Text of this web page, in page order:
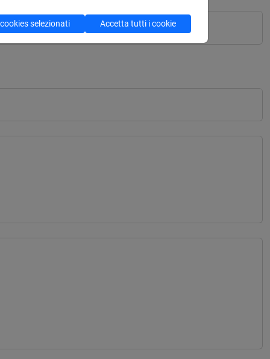
selezionati Accetta tutti i cookie